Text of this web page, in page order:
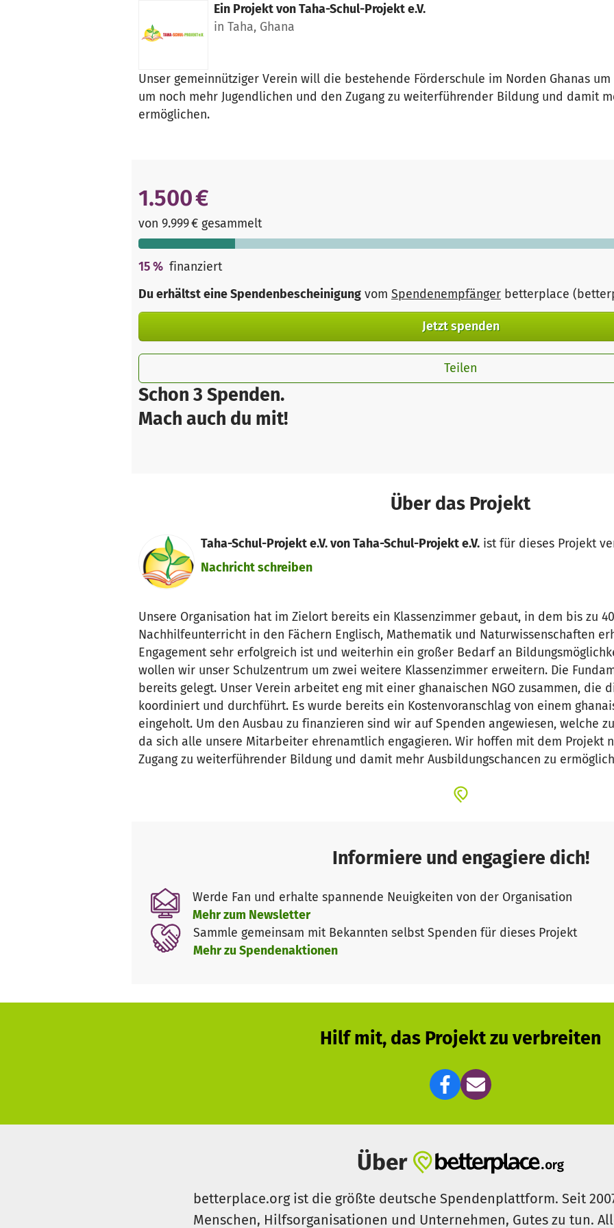
Ein Projekt vonTaha-Schul-Projekt e.V.
in Taha, Ghana
Unser gemeinnütziger Verein will die bestehende Förderschule im Norden Ghanas
um noch mehr Jugendlichen und den Zugang zu weiterführender Bildung und damit
ermöglichen.
Schon 3 Spenden.
Mach auch du mit!
1.500 €
von 9.999 € gesammelt
15% finanziert
Du erhältst eine Spendenbescheinigung vom Spendenempfänger betterplace
Jetzt spenden
Teilen
Über das Projekt
Taha-Schul-Projekt e.V. von Taha-Schul-Projekt e.V.ist für dieses Projekt
Nachricht schreiben
Unsere Organisation hat im Zielort bereits ein Klassenzimmer gebaut, in dem bis zu
Nachhilfeunterricht in den Fächern Englisch, Mathematik und Naturwissenschaften
Engagement sehr erfolgreich ist und weiterhin ein großer Bedarf an
wollen wir unser Schulzentrum um zwei weitere Klassenzimmer erweitern. Die
bereits gelegt. Unser Verein arbeitet eng mit einer ghanaischen NGO zusammen, die
koordiniert und durchführt. Es wurde bereits ein Kostenvoranschlag von einem
eingeholt. Um den Ausbau zu finanzieren sind wir auf Spenden angewiesen, welche
da sich alle unsere Mitarbeiter ehrenamtlich engagieren. Wir hoffen mit dem Projekt
Zugang zu weiterführender Bildung und damit mehr Ausbildungschancen zu
Informiere und engagiere dich!
Werde Fan und erhalte spannende Neuigkeiten von der Organisation
Mehr zum Newsletter
Sammle gemeinsam mit Bekannten selbst Spenden für dieses Projekt
Mehr zu Spendenaktionen
Hilf mit, das Projekt zu verbreiten
Über
betterplace.org ist die größte deutsche Spendenplattform. Seit
Menschen, Hilfsorganisationen und Unternehmen, Gutes zu tun.